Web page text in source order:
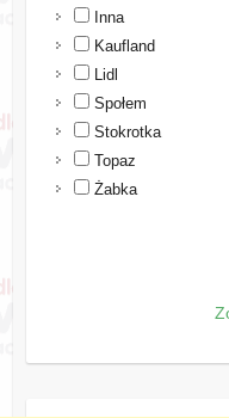
Inna
Kaufland
Lidl
Społem
Stokrotka
Topaz
Żabka